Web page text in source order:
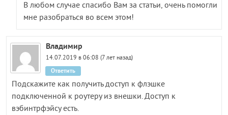
В любом случае спасибо Вам за статьи, очень помогли
мне разобраться во всем этом!
Владимир
14.07.2019 в 06:08 (7 лет назад)
Подскажите как получить доступ к флэшке
подключенной к роутеру из внешки. Доступ к
вэбинтрфэйсу есть.
Ответить